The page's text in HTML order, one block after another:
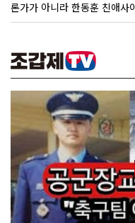
론가가 아니라 한동훈 친애사